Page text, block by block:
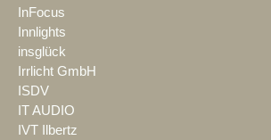
InFocus
Innlights
insglück
Irrlicht GmbH
ISDV
IT AUDIO
IVT Ilbertz